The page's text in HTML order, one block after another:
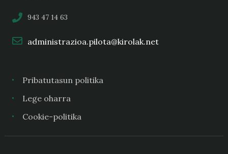
943 47 14 63
administrazioa.pilota@kirolak.net
Pribatutasun politika
Lege oharra
Cookie-politika